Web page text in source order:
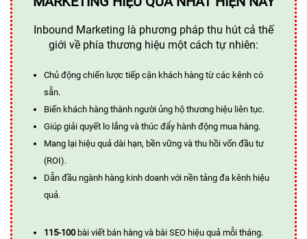
Inbound Marketing là phương pháp thu hút cả thế
giới về phía thương hiệu một cách tự nhiên:
Chủ động chiến lược tiếp cận khách hàng từ các kênh có
sẵn.
Biến khách hàng thành người ủng hộ thương hiệu liên tục.
Giúp giải quyết lo lắng và thúc đẩy hành động mua hàng.
Mang lại hiệu quả dài hạn, bền vững và thu hồi vốn đầu tư
(ROI).
Dẫn đầu ngành hàng kinh doanh với nền tảng đa kênh hiệu
quả.
115-100 bài viết bán hàng và bài SEO hiệu quả mỗi tháng.